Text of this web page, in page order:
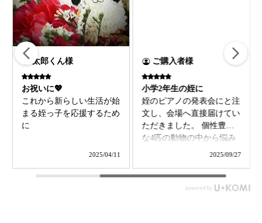
ゆっこ様
可愛い！！
Instagram広告で、一目惚れ
して購入しました！写真通
りでとても可愛かったで
2024/10/16
太郎くん様
お祝いに💖
これから新らしい生活が始
まる姪っ子を応援するため
に
2025/04/11